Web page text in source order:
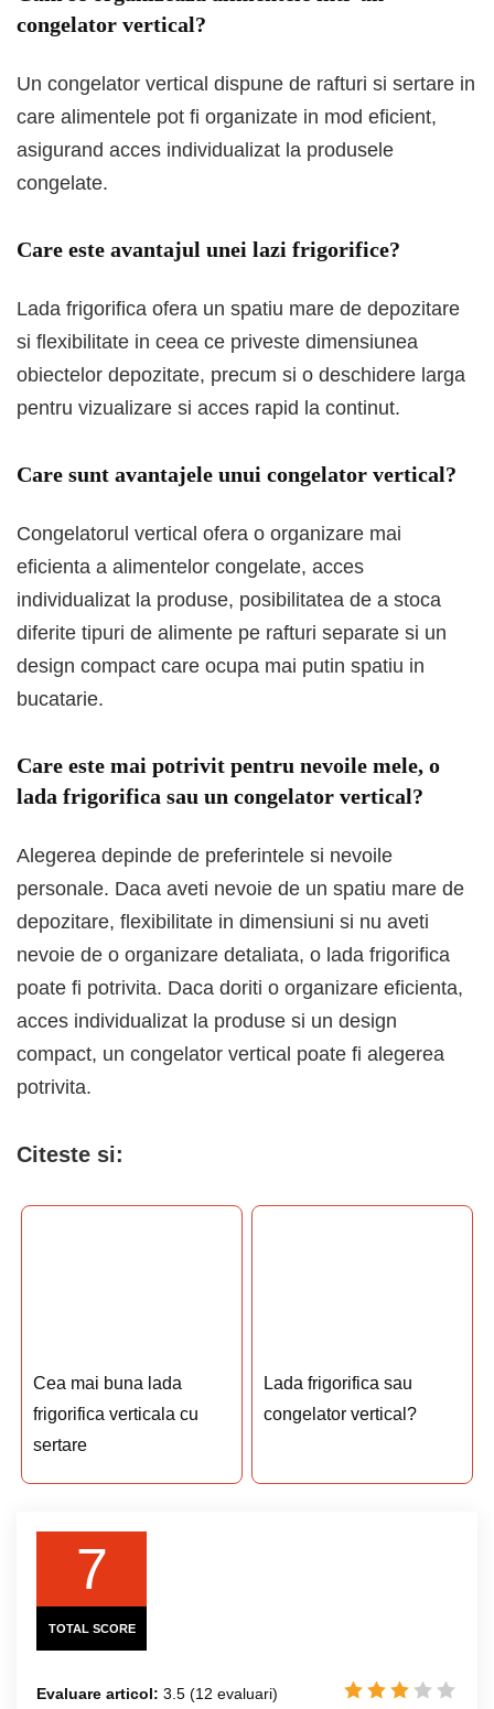
congelator vertical?
Un congelator vertical dispune de rafturi si sertare in
care alimentele pot fi organizate in mod eficient,
asigurand acces individualizat la produsele
congelate.
Care este avantajul unei lazi frigorifice?
Lada frigorifica ofera un spatiu mare de depozitare
si flexibilitate in ceea ce priveste dimensiunea
obiectelor depozitate, precum si o deschidere larga
pentru vizualizare si acces rapid la continut.
Care sunt avantajele unui congelator vertical?
Congelatorul vertical ofera o organizare mai
eficienta a alimentelor congelate, acces
individualizat la produse, posibilitatea de a stoca
diferite tipuri de alimente pe rafturi separate si un
design compact care ocupa mai putin spatiu in
bucatarie.
Care este mai potrivit pentru nevoile mele, o
lada frigorifica sau un congelator vertical?
Alegerea depinde de preferintele si nevoile
personale. Daca aveti nevoie de un spatiu mare de
depozitare, flexibilitate in dimensiuni si nu aveti
nevoie de o organizare detaliata, o lada frigorifica
poate fi potrivita. Daca doriti o organizare eficienta,
acces individualizat la produse si un design
compact, un congelator vertical poate fi alegerea
potrivita.
Citeste si:
Cea mai buna lada
frigorifica verticala cu
sertare
Lada frigorifica sau
congelator vertical?
7
TOTAL SCORE
Evaluare articol: 3.5 (12 evaluari)